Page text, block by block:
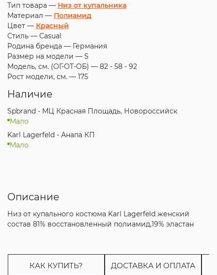
Тип товара — Низ от купальника
Материал — Полиамид
Цвет — Красный
Стиль — Casual
Родина бренда — Германия
Размер на модели — S
Модель, см. (ОГ-ОТ-ОБ) — 82 - 58 - 92
Рост модели, см. — 175
Наличие
Spbrand - МЦ Красная Площадь, Новороссийск
Мало
Karl Lagerfeld - Анапа КП
Мало
Описание
Низ от купального костюма Karl Lagerfeld женский
состав 81% восстановленный полиамид,19% эластан
КАК КУПИТЬ? ДОСТАВКА И ОПЛАТА